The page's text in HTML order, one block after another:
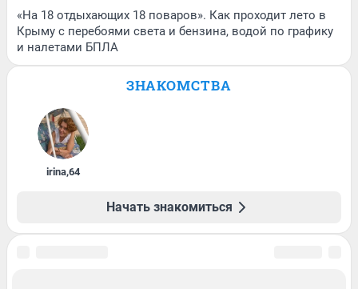
«На 18 отдыхающих 18 поваров». Как проходит лето в
Крыму с перебоями света и бензина, водой по графику
и налетами БПЛА
ЗНАКОМСТВА
irina,64
Начать знакомиться